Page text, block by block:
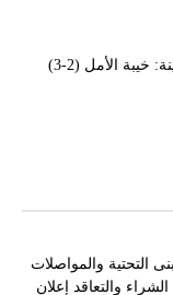
خيبة الأمل (2-3)
البنى التحتية والمواصلات
والتعاقد إعلان